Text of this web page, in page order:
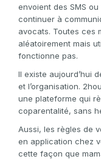
envoient des SMS
continuer à
avocats. Toutes ces
aléatoirement mais
fonctionne pas.
Il existe aujourd’hui
et l’organisation.
une plateforme qui
coparentalité, sans
Aussi, les règles de
en application chez
cette façon que